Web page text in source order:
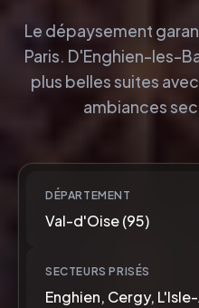
Le dépaysement
Paris. D'Enghien-les-
plus belles suites avec
ambiances
DÉPARTEMENT
Val-d'Oise (95)
SECTEURS PRISÉS
Enghien, Cergy,